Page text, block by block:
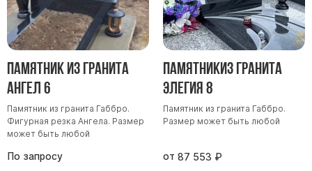
Мемориальные доски
Цоколь из гранита
Ограды из чугуна
Ограды металл
Памятник из гранита
Ангел 6
Памятник из гранита Габбро.
Фигурная резка Ангела. Размер
может быть любой
По запросу
Памятникиз гранита
Элегия 8
Памятник из гранита Габбро.
Размер может быть любой
от 87 553 ₽